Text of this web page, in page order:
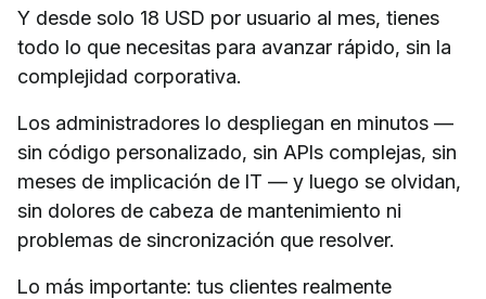
Y desde solo 18 USD por usuario al mes, tienes
todo lo que necesitas para avanzar rápido, sin la
complejidad corporativa.
Los administradores lo despliegan en minutos —
sin código personalizado, sin APIs complejas, sin
meses de implicación de IT — y luego se olvidan,
sin dolores de cabeza de mantenimiento ni
problemas de sincronización que resolver.
Lo más importante: tus clientes realmente